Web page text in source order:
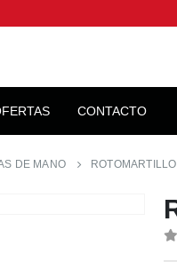
CONTACTO
DE MANO